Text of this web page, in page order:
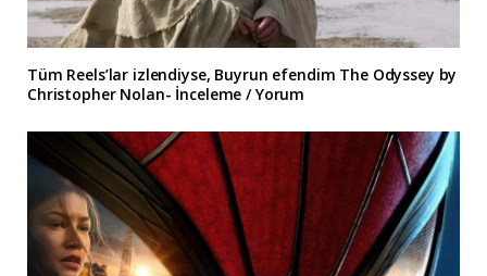
Tüm Reels’lar izlendiyse, Buyrun efendim The Odyssey by
Christopher Nolan- İnceleme / Yorum